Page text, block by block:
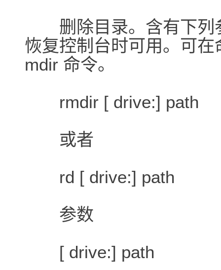
删除目录。含有下列
恢复控制台时可用。可
mdir 命令。
rmdir [ drive:] path
或者
rd [ drive:] path
参数
[ drive:] path